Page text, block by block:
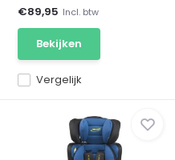
Vergelijk
€89,95 Incl. btw
Bekijken